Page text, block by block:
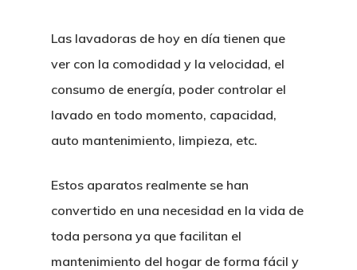
Las lavadoras de hoy en día tienen que
ver con la comodidad y la velocidad, el
consumo de energía, poder controlar el
lavado en todo momento, capacidad,
auto mantenimiento, limpieza, etc.
Estos aparatos realmente se han
convertido en una necesidad en la vida de
toda persona ya que facilitan el
mantenimiento del hogar de forma fácil y